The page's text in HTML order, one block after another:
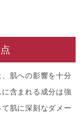
肌への影響を十分
含まれる成分は強
肌に深刻なダメー